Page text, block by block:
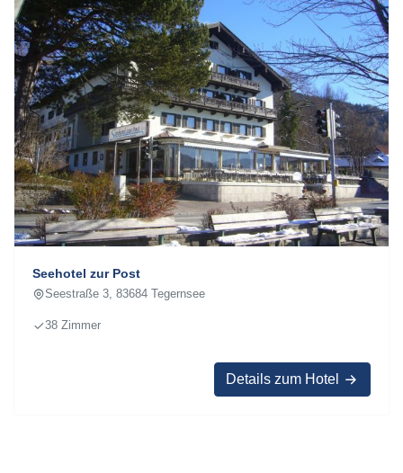
Seehotel zur Post
Seestraße 3, 83684 Tegernsee
38 Zimmer
Details zum Hotel